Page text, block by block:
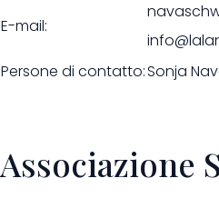
E-mail:
Persone di contatto:Sonja
Associazione